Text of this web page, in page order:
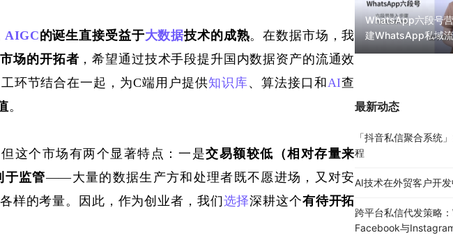
AIGC的诞生直接受益于大数据技术的成熟。在数据市场，我
场的开拓者 ，希望通过技术手段提升国内数据资产的流通效
环节结合在一起，为C端用户提供知识库、算法接口和AI查
。
这个市场有两个显著特点：一是交易额较低 （相对存量来
于监管——大量的数据生产方和处理者 既不愿进场，又对安
样的考量。因此，作为创业者，我们选择深耕这个有待开拓
WhatsApp六段号
建WhatsApp私域
最新动态
「抖音私信聚合系统
程
AI技术在外贸客户开
跨平台私信代发策略
Facebook与